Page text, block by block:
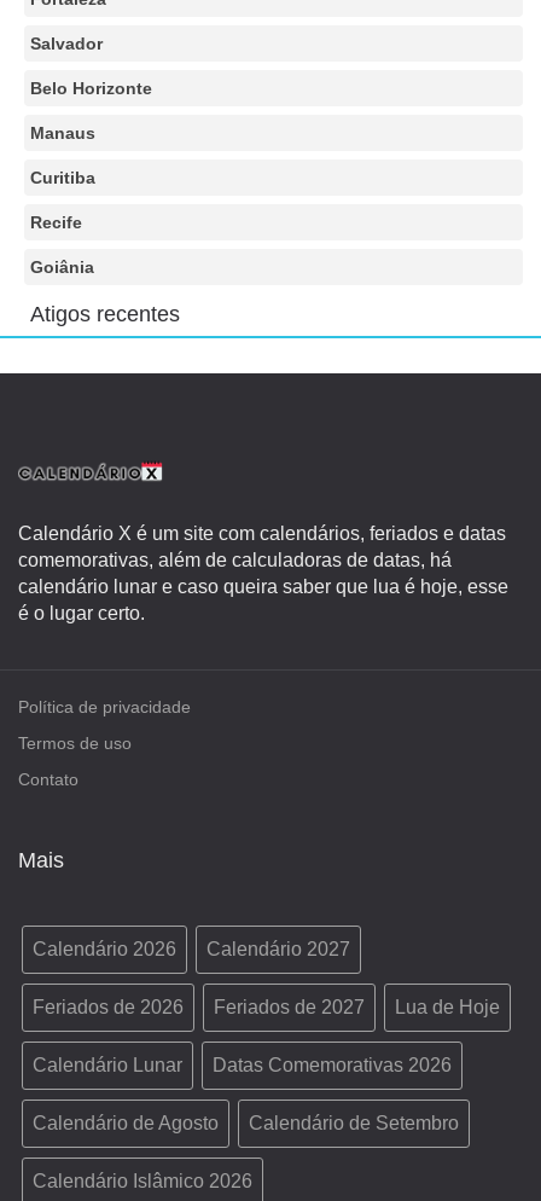
Salvador
Belo Horizonte
Manaus
Curitiba
Recife
Goiânia
Atigos recentes
Calendário X é um site com calendários, feriados e datas
comemorativas, além de calculadoras de datas, há
calendário lunar e caso queira saber que lua é hoje, esse
é o lugar certo.
Política de privacidade
Termos de uso
Contato
Mais
Calendário 2026 Calendário 2027
Feriados de 2026 Feriados de 2027 Lua de Hoje
Calendário Lunar Datas Comemorativas 2026
Calendário de Agosto Calendário de Setembro
Calendário Islâmico 2026